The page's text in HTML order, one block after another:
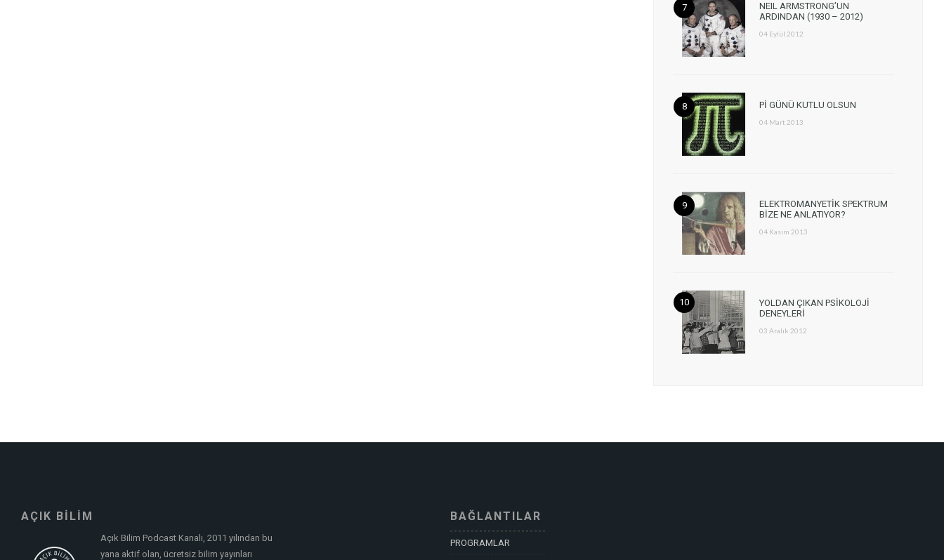
NEIL ARMSTRONG’UN
ARDINDAN (1930 – 2012)
04 Eylül 2012
Pİ GÜNÜ KUTLU OLSUN
04 Mart 2013
ELEKTROMANYETİK SPEKTRUM
BİZE NE ANLATIYOR?
04 Kasım 2013
YOLDAN ÇIKAN PSİKOLOJİ
DENEYLERİ
03 Aralık 2012
AÇIK BİLİM
Açık Bilim Podcast Kanalı, 2011 yılından bu
yana aktif olan, ücretsiz bilim yayınları
BAĞLANTILAR
PROGRAMLAR